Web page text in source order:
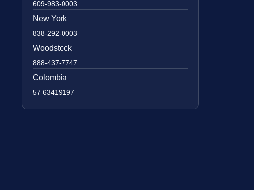
609-983-0003
New York
838-292-0003
Woodstock
888-437-7747
Colombia
57 63419197